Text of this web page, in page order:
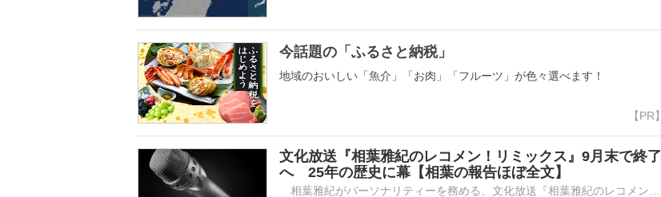
今話題の「ふるさと納税」
地域のおいしい「魚介」「お肉」「フルーツ」が色々選べます！
文化放送『相葉雅紀のレコメン！リミックス』9月末で終了
へ 25年の歴史に幕【相葉の報告ほぼ全文】